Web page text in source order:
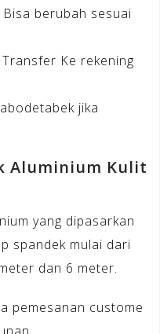
berubah sesuai
Ke rekening
jika
Aluminium Kulit
yang dipasarkan
spandek mulai dari
dan 6 meter.
pemesanan custome